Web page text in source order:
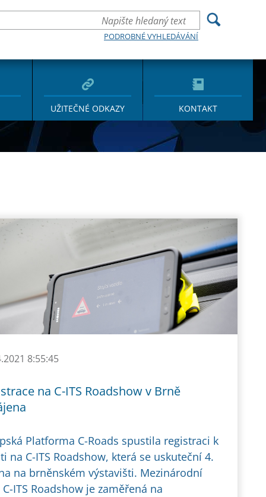
PODROBNÉ VYHLEDÁVÁNÍ
UŽITEČNÉ ODKAZY KONTAKT
8:55:45
na C-ITS Roadshow v Brně
Platforma C-Roads spustila registraci k
na C-ITS Roadshow, která se uskuteční 4.
na brněnském výstavišti. Mezinárodní
C-ITS Roadshow je zaměřená na